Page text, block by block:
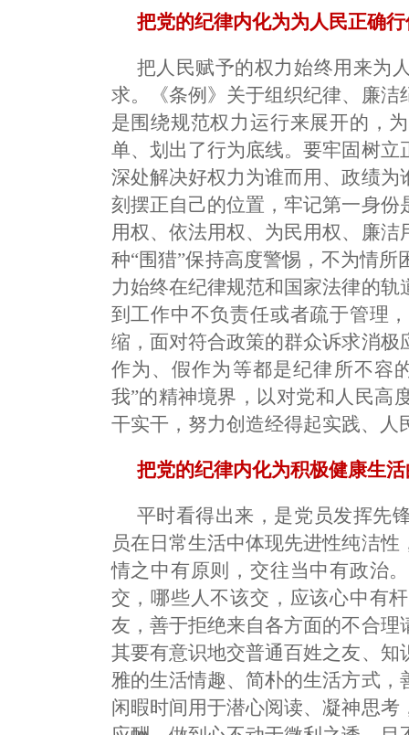
把党的纪律内化为为人民正确
把人民赋予的权力始终用来为
求。《条例》关于组织纪律、廉
是围绕规范权力运行来展开的，
单、划出了行为底线。要牢固树
深处解决好权力为谁而用、政绩
刻摆正自己的位置，牢记第一身
用权、依法用权、为民用权、廉
种“围猎”保持高度警惕，不为情
力始终在纪律规范和国家法律的
到工作中不负责任或者疏于管理
缩，面对符合政策的群众诉求消
作为、假作为等都是纪律所不容
我”的精神境界，以对党和人民高
干实干，努力创造经得起实践、人
把党的纪律内化为积极健康生
平时看得出来，是党员发挥先
员在日常生活中体现先进性纯洁
情之中有原则，交往当中有政治
交，哪些人不该交，应该心中有
友，善于拒绝来自各方面的不合
其要有意识地交普通百姓之友、
雅的生活情趣、简朴的生活方式
闲暇时间用于潜心阅读、凝神思